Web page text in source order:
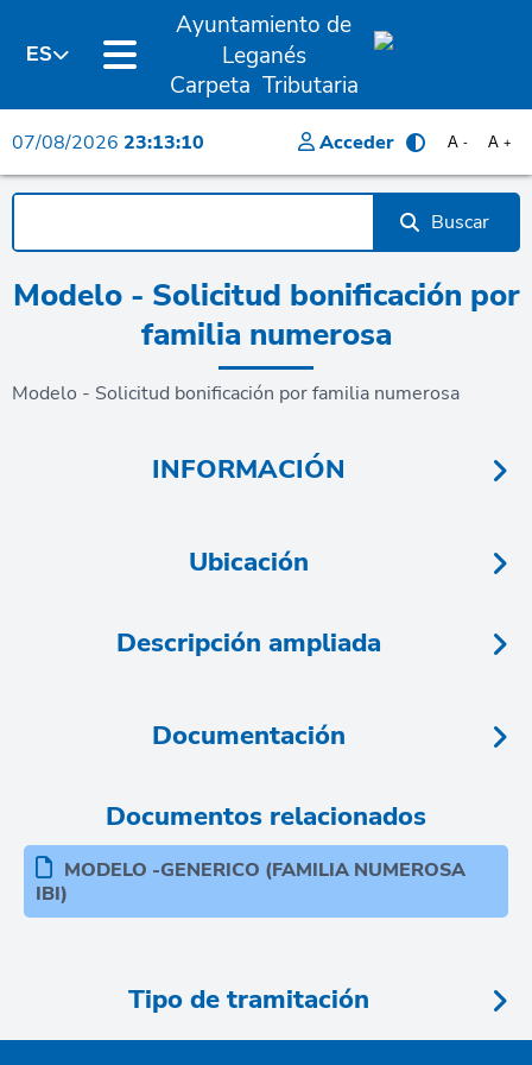
ES
Ayuntamiento de
Leganés
Carpeta Tributaria
07/08/2026 23:13:10 Acceder A +
A -
Buscar
Modelo - Solicitud bonificación por
familia numerosa
Modelo - Solicitud bonificación por familia numerosa
INFORMACIÓN
Ubicación
Descripción ampliada
Documentación
Documentos relacionados
MODELO -GENERICO (FAMILIA NUMEROSA
IBI)
Tipo de tramitación